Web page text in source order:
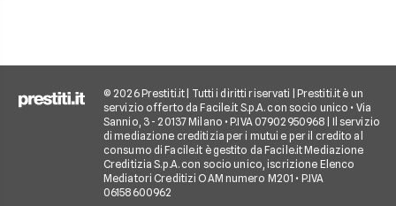
© 2026 Prestiti.it | Tutti i diritti riservati | Prestiti.it è un
servizio offerto da Facile.it S.p.A. con socio unico • Via
Sannio, 3 - 20137 Milano • P.IVA 07902950968 | Il servizio
di mediazione creditizia per i mutui e per il credito al
consumo di Facile.it è gestito da Facile.it Mediazione
Creditizia S.p.A. con socio unico, iscrizione Elenco
Mediatori Creditizi OAM numero M201 • P.IVA
06158600962